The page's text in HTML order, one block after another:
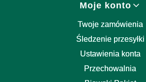
Moje konto
Twoje zamówienia
Śledzenie przesyłki
Ustawienia konta
Przechowalnia